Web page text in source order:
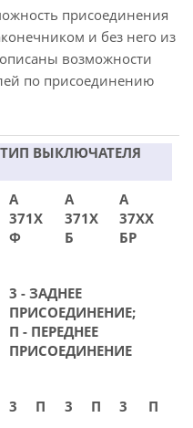
присоединения
и без него из
возможности
по присоединению
ТИП ВЫКЛЮЧАТЕЛЯ
А
371Х
Ф
А
371Х
Б
А
37ХХ
БР
3 - ЗАДНЕЕ
ПРИСОЕДИНЕНИЕ;
П - ПЕРЕДНЕЕ
ПРИСОЕДИНЕНИЕ
3 П 3 П 3 П